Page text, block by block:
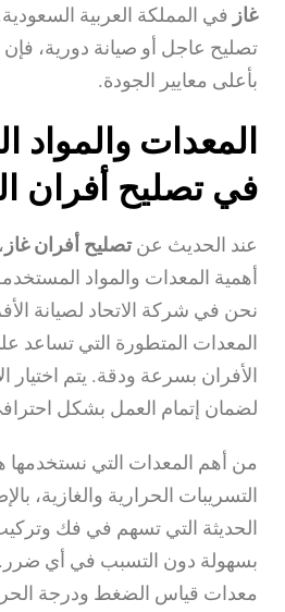
غاز في المملكة العربية
تصليح عاجل أو صيانة دورية،
بأعلى معايير الجودة.
المعدات والمواد
في تصليح أفران
عند الحديث عن تصليح أفران غاز
أهمية المعدات والمواد
نحن في شركة الاتحاد لصيانة
المعدات المتطورة التي تساعد
الأفران بسرعة ودقة. يتم اختيار
لضمان إتمام العمل بشكل
من أهم المعدات التي
التسريبات الحرارية والغازية،
الحديثة التي تسهم في فك
بسهولة دون التسبب في أي ضرر.
معدات قياس الضغط ودرجة